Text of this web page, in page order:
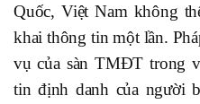
Quốc, Việt Nam không
khai thông tin một lần.
vụ của sàn TMĐT trong
tin định danh của người